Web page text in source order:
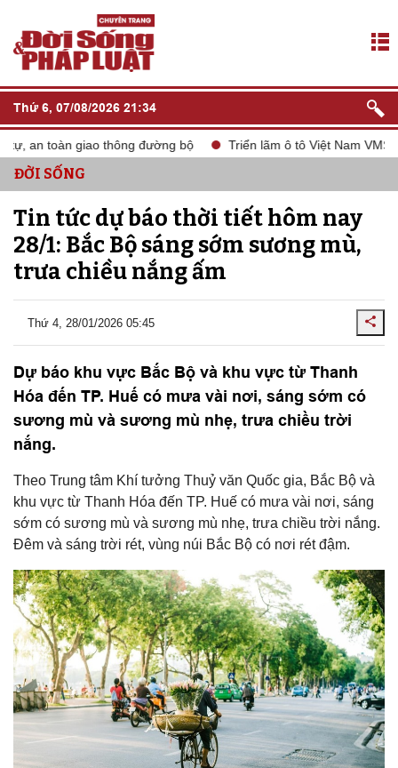
Thứ 6, 07/08/2026 21:34
an toàn giao thông đường bộ Triển lãm ô tô Việt Nam VMS
ĐỜI SỐNG
Tin tức dự báo thời tiết hôm nay
28/1: Bắc Bộ sáng sớm sương mù,
trưa chiều nắng ấm
Thứ 4, 28/01/2026 05:45
Dự báo khu vực Bắc Bộ và khu vực từ Thanh
Hóa đến TP. Huế có mưa vài nơi, sáng sớm có
sương mù và sương mù nhẹ, trưa chiều trời
nắng.
Theo Trung tâm Khí tưởng Thuỷ văn Quốc gia, Bắc Bộ và
khu vực từ Thanh Hóa đến TP. Huế có mưa vài nơi, sáng
sớm có sương mù và sương mù nhẹ, trưa chiều trời nắng.
Đêm và sáng trời rét, vùng núi Bắc Bộ có nơi rét đậm.